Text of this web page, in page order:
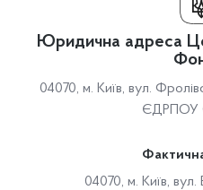
Юридична адреса
04070, м. Київ, вул.
ЄДРПОУ
04070, м. Київ, вул.